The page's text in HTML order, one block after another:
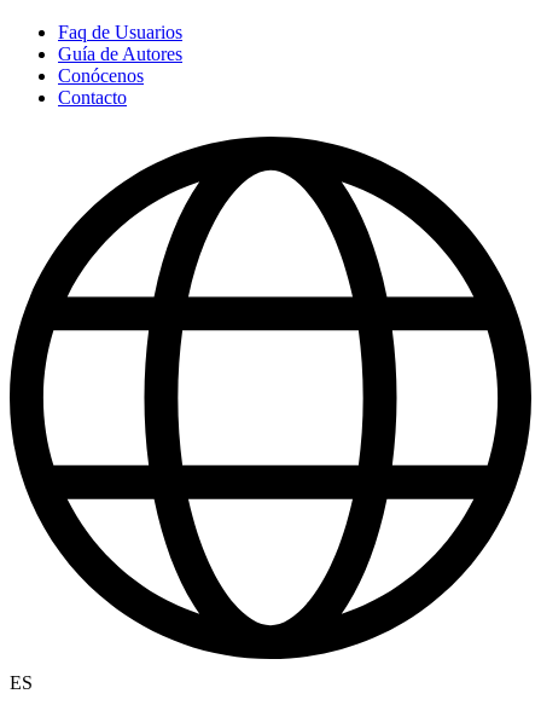
Faq de Usuarios
Guía de Autores
Conócenos
Contacto
ES